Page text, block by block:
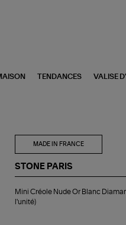
TENDANCES VALISE
MADE IN FRANCE
STONE PARIS
Créole
Nude
Mini Créole Nude Or Blanc
l'unité)